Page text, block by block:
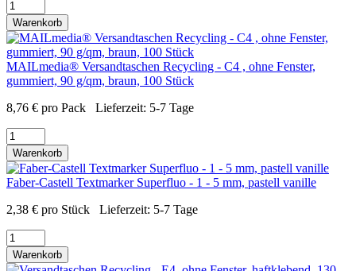
Warenkorb
MAILmedia® Versandtaschen Recycling - C4 , ohne Fenster,
gummiert, 90 g/qm, braun, 100 Stück
8,76 € pro Pack Lieferzeit: 5-7 Tage
Warenkorb
Faber-Castell Textmarker Superfluo - 1 - 5 mm, pastell vanille
2,38 € pro Stück Lieferzeit: 5-7 Tage
Warenkorb